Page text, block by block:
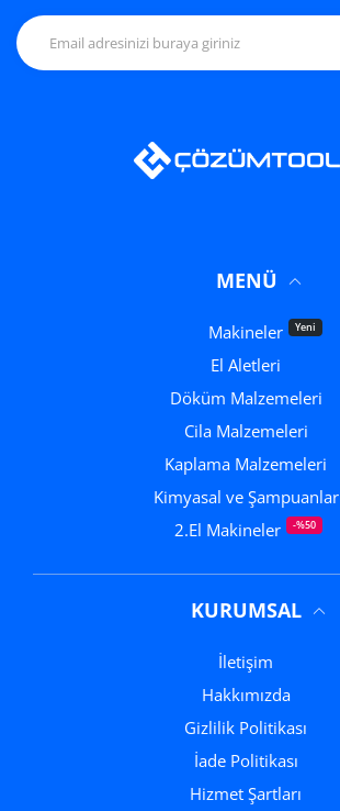
MENÜ
Makineler Yeni
El Aletleri
Döküm Malzemeleri
Cila Malzemeleri
Kaplama Malzemeleri
Kimyasal ve Şampuanlar
2.El Makineler
-%50
KURUMSAL
İletişim
Hakkımızda
Gizlilik Politikası
İade Politikası
Hizmet Şartları